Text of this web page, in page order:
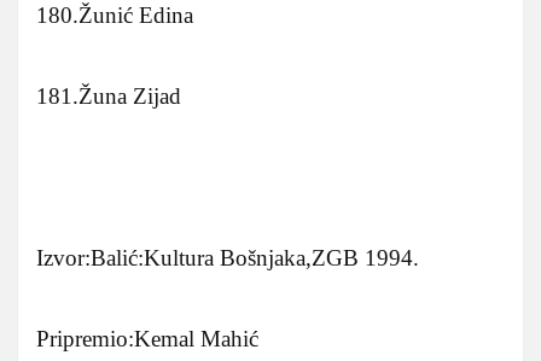
180.Žunić Edina
181.Žuna Zijad
Izvor:Balić:Kultura Bošnjaka,ZGB 1994.
Pripremio:Kemal Mahić